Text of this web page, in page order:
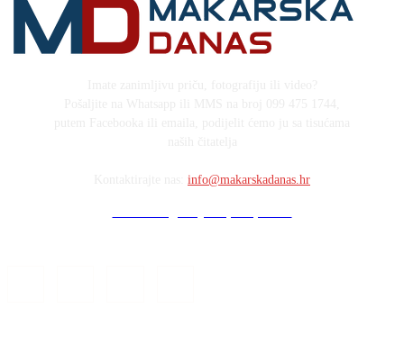
info@makarskadanas.hr